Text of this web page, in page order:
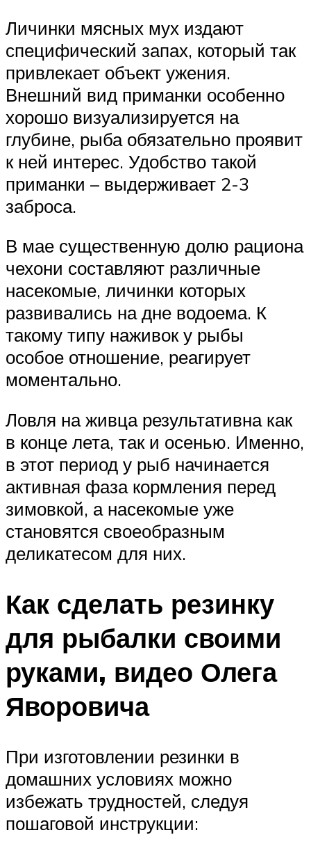
Личинки мясных мух издают
специфический запах, который так
привлекает объект ужения.
Внешний вид приманки особенно
хорошо визуализируется на
глубине, рыба обязательно проявит
к ней интерес. Удобство такой
приманки – выдерживает 2-3
заброса.
В мае существенную долю рациона
чехони составляют различные
насекомые, личинки которых
развивались на дне водоема. К
такому типу наживок у рыбы
особое отношение, реагирует
моментально.
Ловля на живца результативна как
в конце лета, так и осенью. Именно,
в этот период у рыб начинается
активная фаза кормления перед
зимовкой, а насекомые уже
становятся своеобразным
деликатесом для них.
Как сделать резинку
для рыбалки своими
руками, видео Олега
Яворовича
При изготовлении резинки в
домашних условиях можно
избежать трудностей, следуя
пошаговой инструкции: